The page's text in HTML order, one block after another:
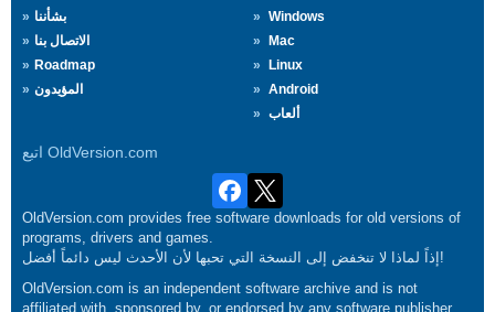
بشأننا
الاتصال بنا
Roadmap
المؤيدون
Windows
Mac
Linux
Android
ألعاب
اتبع OldVersion.com
OldVersion.com provides free software downloads for old versions of
programs, drivers and games.
إذاً لماذا لا تنخفض إلى النسخة التي تحبها لأن الأحدث ليس دائماً أفضل!
OldVersion.com is an independent software archive and is not
affiliated with, sponsored by, or endorsed by any software publisher